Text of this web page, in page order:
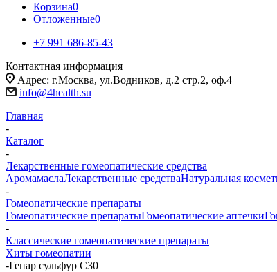
Корзина0
Отложенные0
+7 991 686-85-43
Контактная информация
Адрес: г.Москва, ул.Водников, д.2 стр.2, оф.4
info@4health.su
Главная
-
Каталог
-
Лекарственные гомеопатические средства
АромамаслаЛекарственные средстваНатуральная
-
Гомеопатические препараты
Гомеопатические препаратыГомеопатические аптечки
-
Классические гомеопатические препараты
Хиты гомеопатии
-Гепар сульфур С30